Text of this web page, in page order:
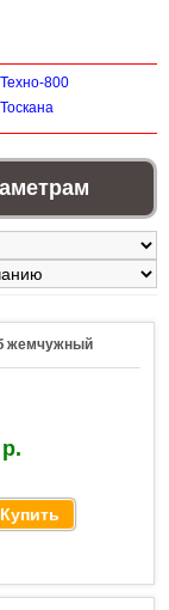
800
жемчужный
Купить